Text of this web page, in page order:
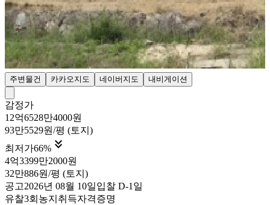
주변물건 카카오지도 네이버지도 내비게이션
감정가
12억6528만4000원
93만5529원/평 (토지)
최저가66% 
4억3399만2000원
32만886원/평 (토지)
공고2026년 08월 10일입찰 D-1 일
유찰3회 농지취득자격증명